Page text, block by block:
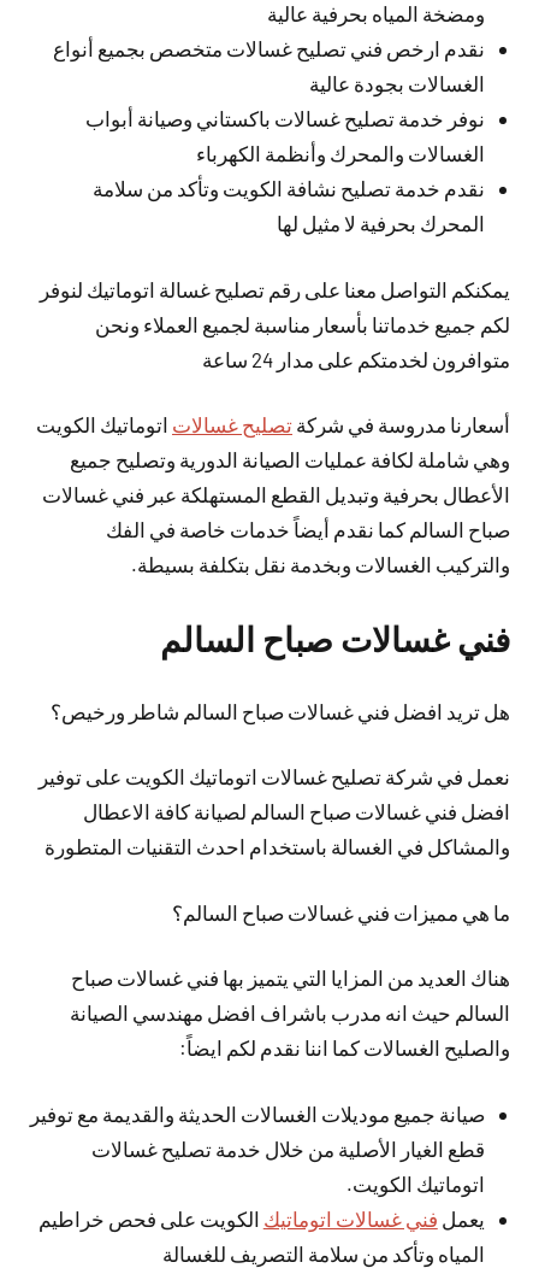
ومضخة المياه بحرفية عالية
نقدم ارخص فني تصليح غسالات متخصص بجميع أنواع
الغسالات بجودة عالية
نوفر خدمة تصليح غسالات باكستاني وصيانة أبواب
الغسالات والمحرك وأنظمة الكهرباء
نقدم خدمة تصليح نشافة الكويت وتأكد من سلامة
المحرك بحرفية لا مثيل لها
يمكنكم التواصل معنا على رقم تصليح غسالة اتوماتيك لنوفر
لكم جميع خدماتنا بأسعار مناسبة لجميع العملاء ونحن
متوافرون لخدمتكم على مدار 24 ساعة
أسعارنا مدروسة في شركة تصليح غسالات اتوماتيك الكويت
وهي شاملة لكافة عمليات الصيانة الدورية وتصليح جميع
الأعطال بحرفية وتبديل القطع المستهلكة عبر فني غسالات
صباح السالم كما نقدم أيضاً خدمات خاصة في الفك
والتركيب الغسالات وبخدمة نقل بتكلفة بسيطة.
فني غسالات صباح السالم
هل تريد افضل فني غسالات صباح السالم شاطر ورخيص؟
نعمل في شركة تصليح غسالات اتوماتيك الكويت على توفير
افضل فني غسالات صباح السالم لصيانة كافة الاعطال
والمشاكل في الغسالة باستخدام احدث التقنيات المتطورة
ما هي مميزات فني غسالات صباح السالم؟
هناك العديد من المزايا التي يتميز بها فني غسالات صباح
السالم حيث انه مدرب باشراف افضل مهندسي الصيانة
والصليح الغسالات كما اننا نقدم لكم ايضاً:
صيانة جميع موديلات الغسالات الحديثة والقديمة مع توفير
قطع الغيار الأصلية من خلال خدمة تصليح غسالات
اتوماتيك الكويت.
يعمل فني غسالات اتوماتيك الكويت على فحص خراطيم
المياه وتأكد من سلامة التصريف للغسالة